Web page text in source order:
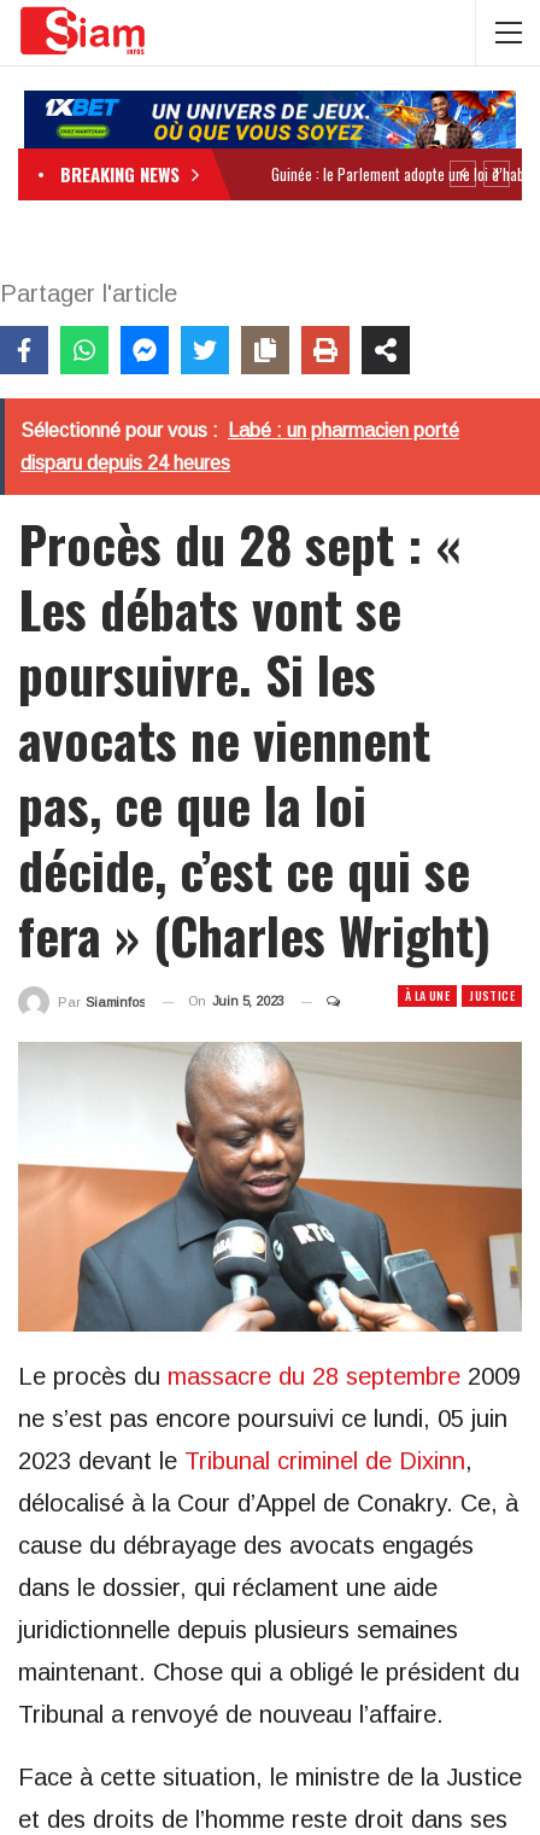
BREAKING NEWS
Partager l'article
Sélectionné pour vous :
Labé : un pharmacien porté
disparu depuis 24 heures
Procès du 28 sept : «
Les débats vont se
poursuivre. Si les
avocats ne viennent
pas, ce que la loi
décide, c’est ce qui se
fera » (Charles Wright)
À LA UNE JUSTICE
Par Siaminfos On Juin 5, 2023
Le procès du massacre du 28 septembre 2009
ne s’est pas encore poursuivi ce lundi, 05 juin
2023 devant le Tribunal criminel de Dixinn,
délocalisé à la Cour d’Appel de Conakry. Ce, à
cause du débrayage des avocats engagés
dans le dossier, qui réclament une aide
juridictionnelle depuis plusieurs semaines
maintenant. Chose qui a obligé le président du
Tribunal a renvoyé de nouveau l’affaire.
Face à cette situation, le ministre de la Justice
et des droits de l’homme reste droit dans ses